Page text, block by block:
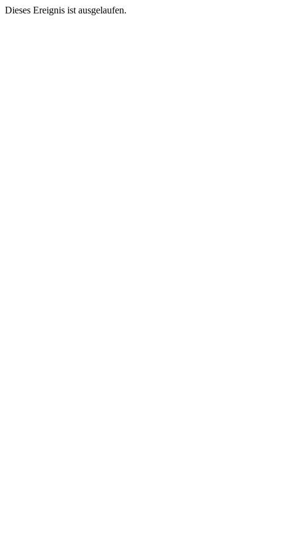
Dieses Ereignis ist ausgelaufen.